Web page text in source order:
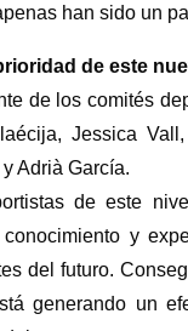
han sido un
de este
de los comités
Jessica
Adrià García.
de este
y
del futuro.
generando un